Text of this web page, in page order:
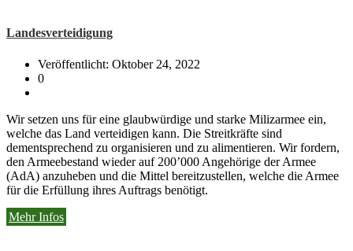
Landesverteidigung
Veröffentlicht: Oktober 24, 2022
0
Wir setzen uns für eine glaubwürdige und starke Milizarmee ein,
welche das Land verteidigen kann. Die Streitkräfte sind
dementsprechend zu organisieren und zu alimentieren. Wir fordern,
den Armeebestand wieder auf 200’000 Angehörige der Armee
(AdA) anzuheben und die Mittel bereitzustellen, welche die Armee
für die Erfüllung ihres Auftrags benötigt.
Mehr Infos